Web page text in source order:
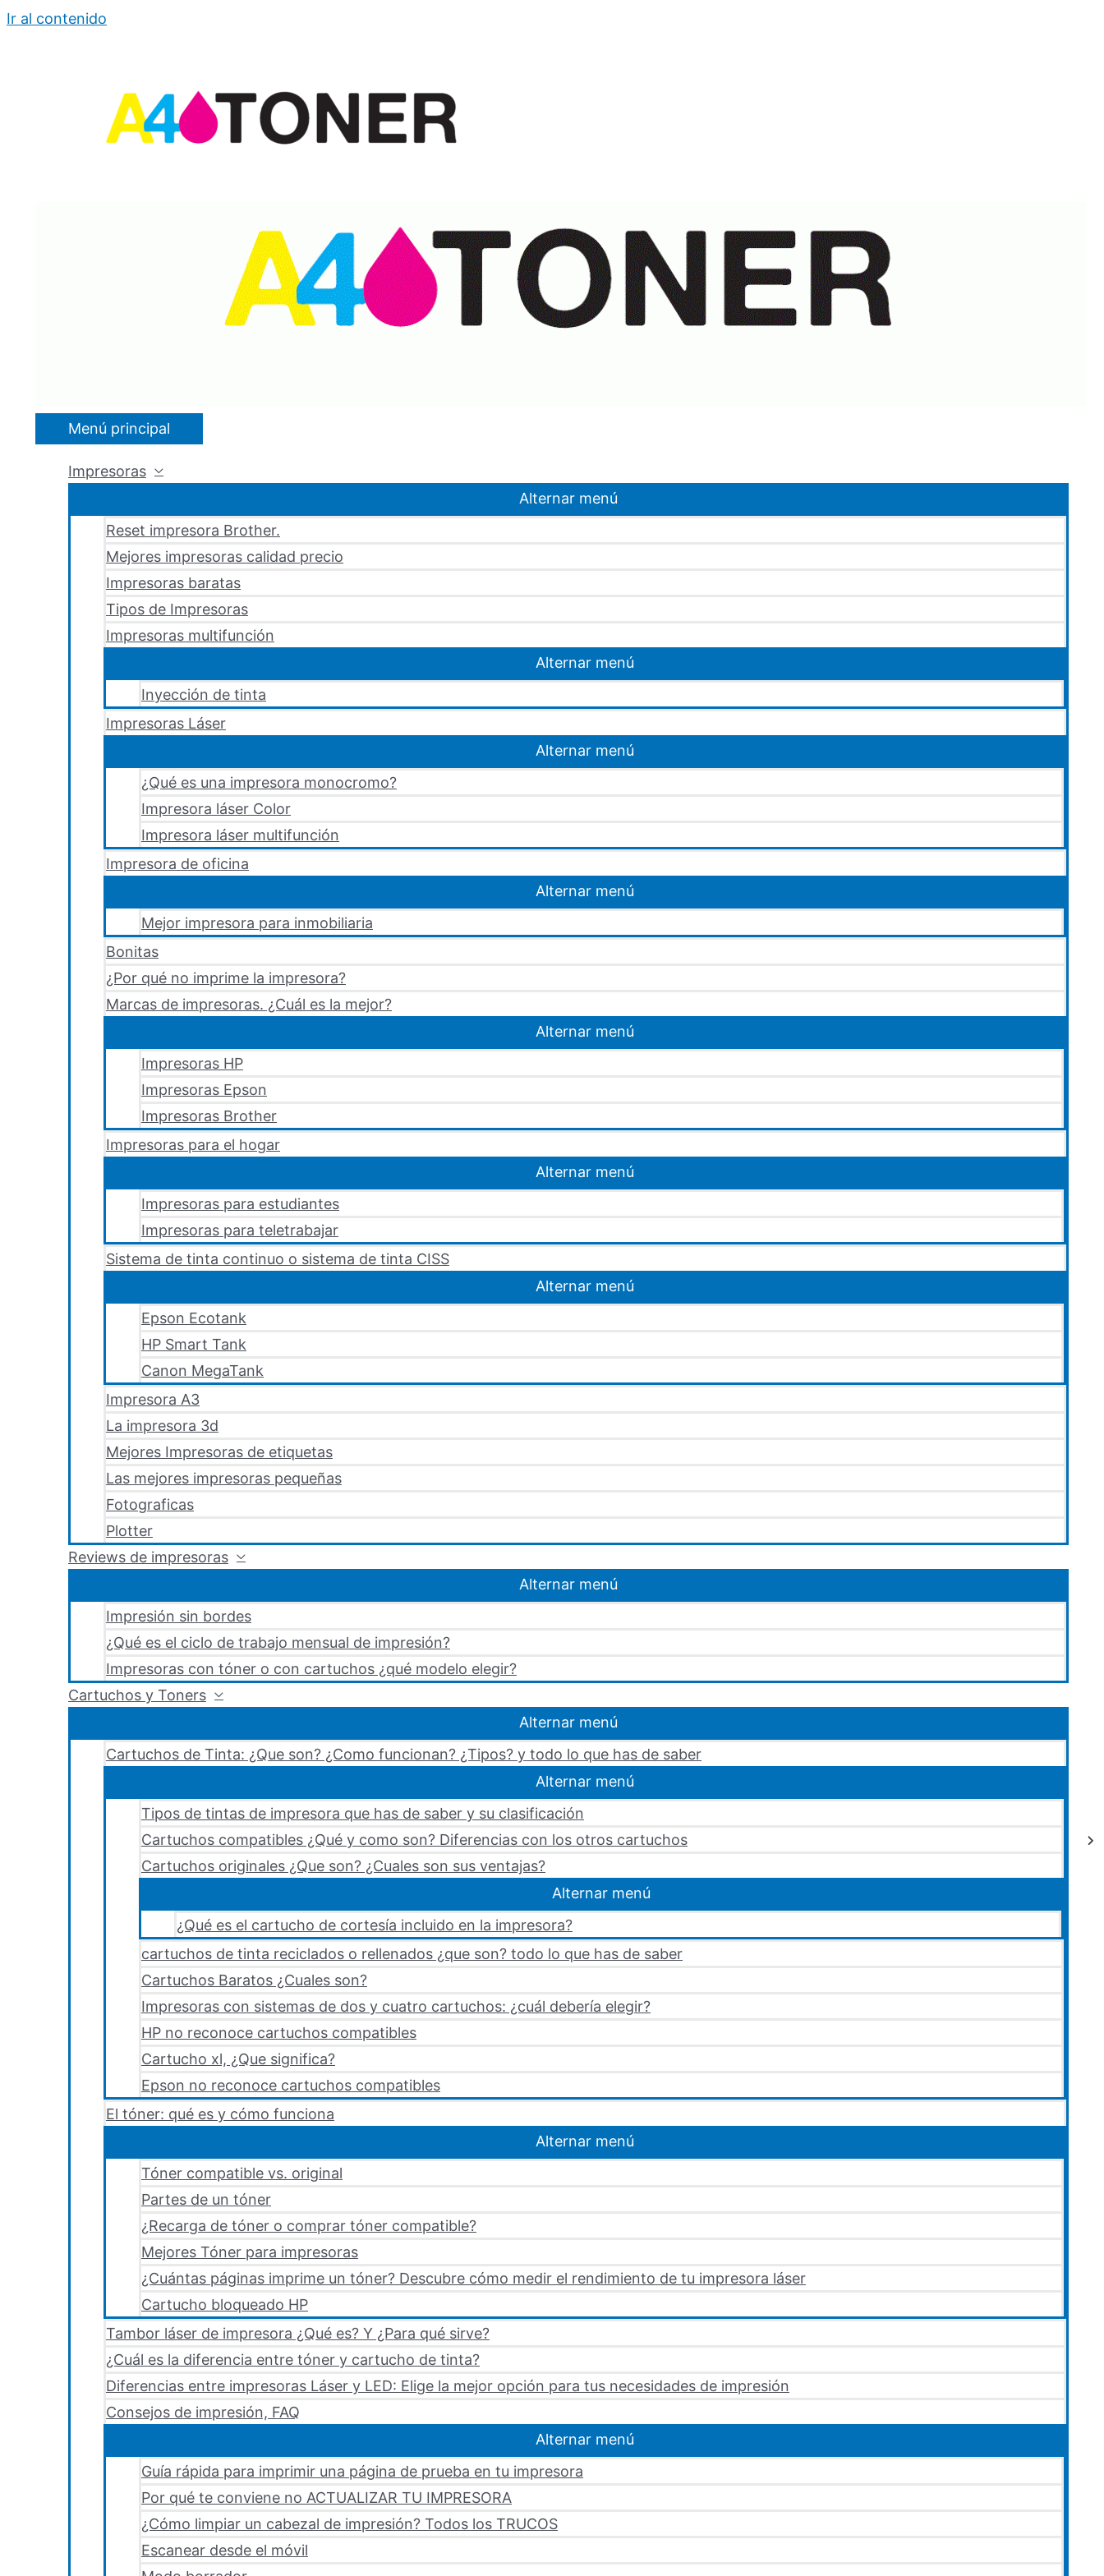
Ir al contenido
Menú principal
Impresoras
Alternar menú
Reset impresora Brother.
Mejores impresoras calidad precio
Impresoras baratas
Tipos de Impresoras
Impresoras multifunción
Alternar menú
Inyección de tinta
Impresoras Láser
Alternar menú
¿Qué es una impresora monocromo?
Impresora láser Color
Impresora láser multifunción
Impresora de oficina
Alternar menú
Mejor impresora para inmobiliaria
Bonitas
¿Por qué no imprime la impresora?
Marcas de impresoras. ¿Cuál es la mejor?
Alternar menú
Impresoras HP
Impresoras Epson
Impresoras Brother
Impresoras para el hogar
Alternar menú
Impresoras para estudiantes
Impresoras para teletrabajar
Sistema de tinta continuo o sistema de tinta CISS
Alternar menú
Epson Ecotank
HP Smart Tank
Canon MegaTank
Impresora A3
La impresora 3d
Mejores Impresoras de etiquetas
Las mejores impresoras pequeñas
Fotograficas
Plotter
Reviews de impresoras
Alternar menú
Impresión sin bordes
¿Qué es el ciclo de trabajo mensual de impresión?
Impresoras con tóner o con cartuchos ¿qué modelo elegir?
Cartuchos y Toners
Alternar menú
Cartuchos de Tinta: ¿Que son? ¿Como funcionan? ¿Tipos? y todo lo que has de saber
Alternar menú
Tipos de tintas de impresora que has de saber y su clasificación
Cartuchos compatibles ¿Qué y como son? Diferencias con los otros cartuchos
Cartuchos originales ¿Que son? ¿Cuales son sus ventajas?
Alternar menú
¿Qué es el cartucho de cortesía incluido en la impresora?
cartuchos de tinta reciclados o rellenados ¿que son? todo lo que has de saber
Cartuchos Baratos ¿Cuales son?
Impresoras con sistemas de dos y cuatro cartuchos: ¿cuál debería elegir?
HP no reconoce cartuchos compatibles
Cartucho xl, ¿Que significa?
Epson no reconoce cartuchos compatibles
El tóner: qué es y cómo funciona
Alternar menú
Tóner compatible vs. original
Partes de un tóner
¿Recarga de tóner o comprar tóner compatible?
Mejores Tóner para impresoras
¿Cuántas páginas imprime un tóner? Descubre cómo medir el rendimiento de tu impresora láser
Cartucho bloqueado HP
Tambor láser de impresora ¿Qué es? Y ¿Para qué sirve?
¿Cuál es la diferencia entre tóner y cartucho de tinta?
Diferencias entre impresoras Láser y LED: Elige la mejor opción para tus necesidades de impresión
Consejos de impresión, FAQ
Alternar menú
Guía rápida para imprimir una página de prueba en tu impresora
Por qué te conviene no ACTUALIZAR TU IMPRESORA
¿Cómo limpiar un cabezal de impresión? Todos los TRUCOS
Escanear desde el móvil